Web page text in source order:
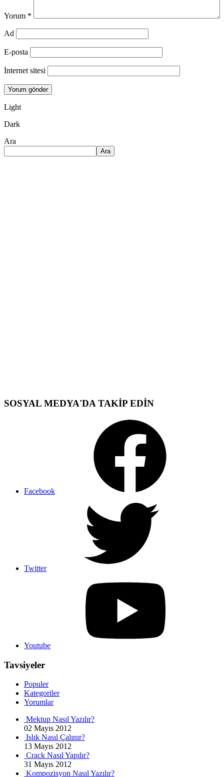
Yorum *
Ad
E-posta
İnternet sitesi
Light
Dark
Ara
Ara
SOSYAL MEDYA'DA TAKİP EDİN
Facebook
Twitter
Youtube
Tavsiyeler
Populer
Kategoriler
Yorumlar
Mektup Nasıl Yazılır?
02 Mayıs 2012
Islık Nasıl Çalınır?
13 Mayıs 2012
Crack Nasıl Yapılır?
31 Mayıs 2012
Kompozisyon Nasıl Yazılır?